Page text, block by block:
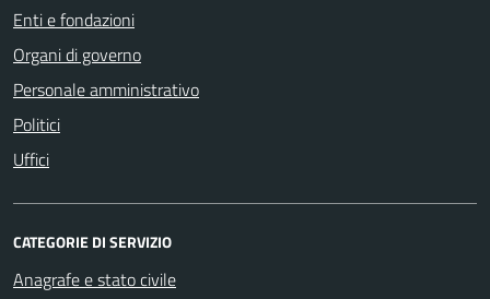
Enti e fondazioni
Organi di governo
Personale amministrativo
Politici
Uffici
CATEGORIE DI SERVIZIO
Anagrafe e stato civile